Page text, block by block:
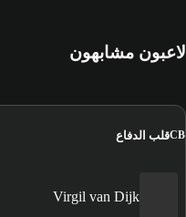
لاعبون مشابهون
CBقلب الدفاع
Virgil van Dijk